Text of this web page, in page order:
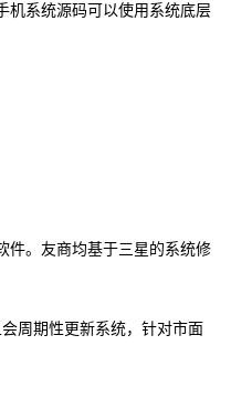
机系统源码可以使用系统底层
件。友商均基于三星的系统修
周期性更新系统，针对市面